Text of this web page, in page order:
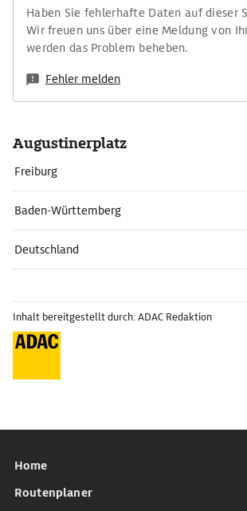
Haben Sie fehlerhafte Daten auf dieser
Wir freuen uns über eine Meldung von
werden das Problem beheben.
Fehler melden
Augustinerplatz
Freiburg
Baden-Württemberg
Deutschland
Inhalt bereitgestellt durch: ADAC Redaktion
Home
Routenplaner